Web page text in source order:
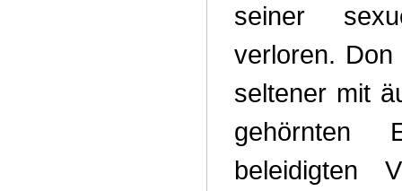
seiner
verloren.
seltener mit
gehörnten
beleidigten